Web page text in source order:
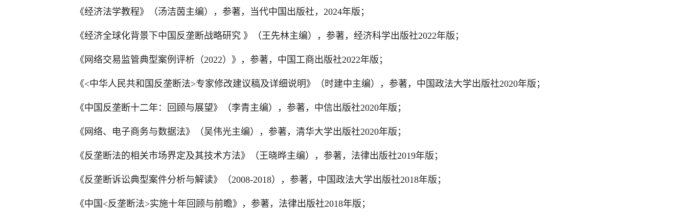
《经济法学教程》（汤洁茵主编），参著，当代中国出版社，2024年版；
《经济全球化背景下中国反垄断战略研究 》（王先林主编），参著，经济科学出版社2022年版；
《网络交易监管典型案例评析（2022）》，参著，中国工商出版社2022年版；
《<中华人民共和国反垄断法>专家修改建议稿及详细说明》（时建中主编），参著，中国政法大学出版社2020年版；
《中国反垄断十二年：回顾与展望》（李青主编），参著，中信出版社2020年版；
《网络、电子商务与数据法》（吴伟光主编），参著，清华大学出版社2020年版；
《反垄断法的相关市场界定及其技术方法》（王晓晔主编），参著，法律出版社2019年版；
《反垄断诉讼典型案件分析与解读》（2008-2018），参著，中国政法大学出版社2018年版；
《中国<反垄断法>实施十年回顾与前瞻》，参著，法律出版社2018年版；